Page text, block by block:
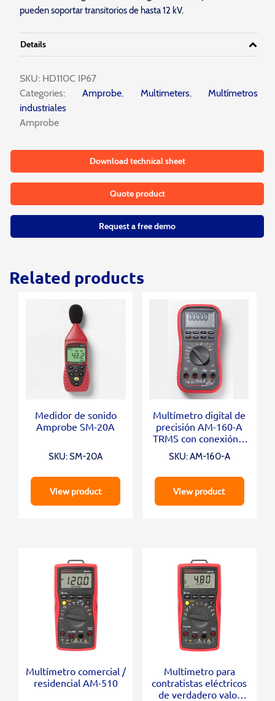
pueden soportar transitorios de hasta 12 kV.
Details
SKU: HD110C IP67
Categories:Amprobe, Multimeters,Multímetros
industriales
Amprobe
Download technical sheet
Quote product
Request a free demo
Related products
Medidor de sonido
Amprobe SM-20A
SKU: SM-20A
View product
Multímetro digital de
precisión AM-160-A
TRMS con conexión a
SKU: AM-160-A
View product
Multímetro comercial /
residencial AM-510
Multímetro para
contratistas eléctricos
de verdadero valor